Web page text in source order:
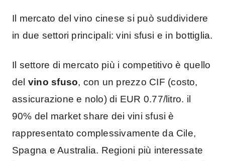
Il mercato del vino cinese si può suddividere
in due settori principali: vini sfusi e in bottiglia.
Il settore di mercato più i competitivo è quello
del vino sfuso, con un prezzo CIF (costo,
assicurazione e nolo) di EUR 0.77/litro. il
90% del market share dei vini sfusi è
rappresentato complessivamente da Cile,
Spagna e Australia. Regioni più interessate